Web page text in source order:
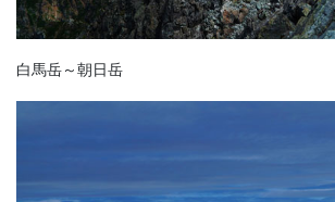
白馬岳～朝日岳